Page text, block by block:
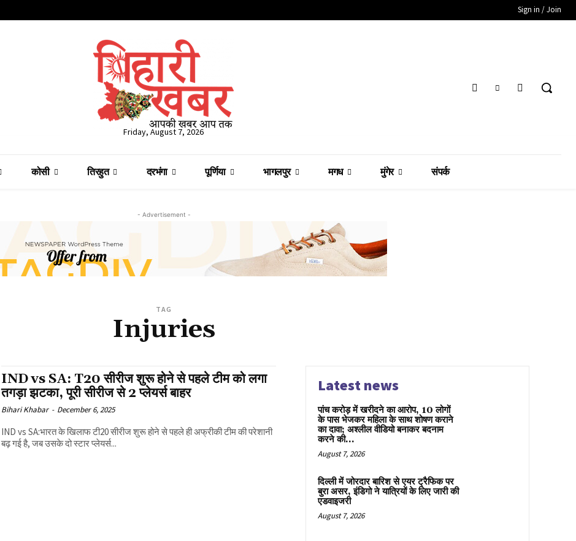
Sign in / Join
Friday, August 7, 2026
कोसी तिरहुत दरभंगा पूर्णिया भागलपुर मगध मुंगेर संपर्क
- Advertisement -
TAG
Injuries
IND vs SA: T20 सीरीज शुरू होने से पहले टीम को लगा
तगड़ा झटका, पूरी सीरीज से 2 प्लेयर्स बाहर
Bihari Khabar - December 6, 2025
IND vs SA:भारत के खिलाफ टी20 सीरीज शुरू होने से पहले ही अफ्रीकी टीम की परेशानी
बढ़ गई है, जब उसके दो स्टार प्लेयर्स...
Latest news
पांच करोड़ में खरीदने का आरोप, 10 लोगों
के पास भेजकर महिला के साथ शोषण कराने
का दावा; अश्लील वीडियो बनाकर बदनाम
करने की...
August 7, 2026
दिल्ली में जोरदार बारिश से एयर ट्रैफिक पर
बुरा असर, इंडिगो ने यात्रियों के लिए जारी की
एडवाइजरी
August 7, 2026